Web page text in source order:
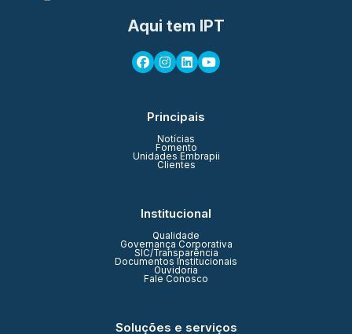
Aqui tem IPT
Principais
Notícias
Fomento
Unidades Embrapii
Clientes
Institucional
Qualidade
Governança Corporativa
SIC/Transparência
Documentos Institucionais
Ouvidoria
Fale Conosco
Soluções e serviços